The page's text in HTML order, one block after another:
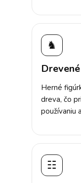
♞
Herné
dreva, čo
používaniu
☷